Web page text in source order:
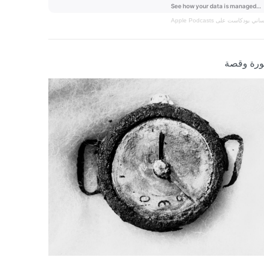
بودكاست على Apple Podcasts
وقصة